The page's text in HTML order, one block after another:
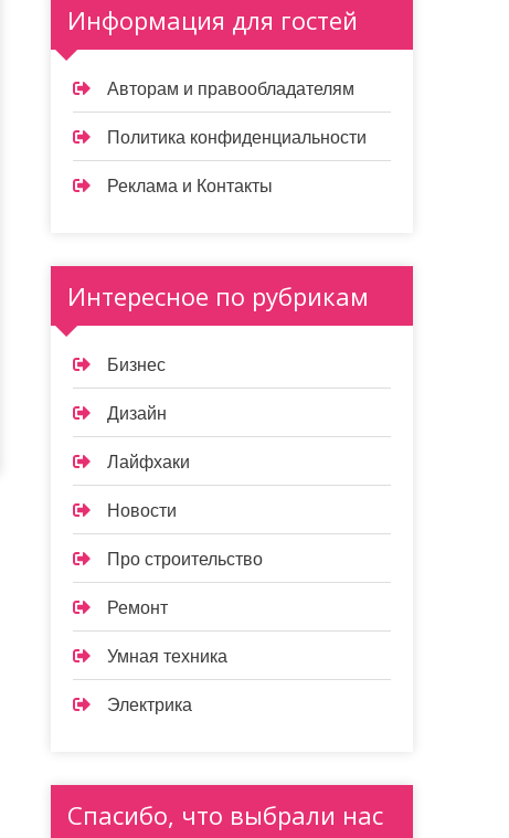
Информация для гостей
Авторам и правообладателям
Политика конфиденциальности
Реклама и Контакты
Интересное по рубрикам
Бизнес
Дизайн
Лайфхаки
Новости
Про строительство
Ремонт
Умная техника
Электрика
Спасибо, что выбрали нас